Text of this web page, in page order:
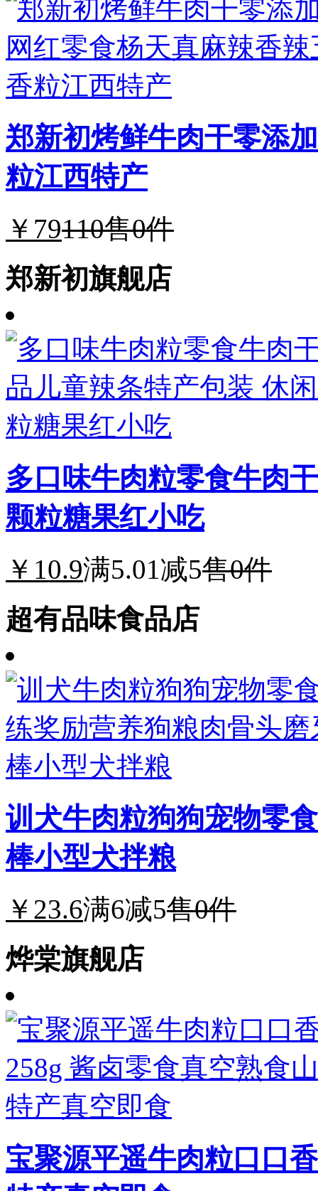
郑新初烤鲜牛肉干零添
粒江西特产
￥79110售0件
郑新初旗舰店
多口味牛肉粒零食牛肉
颗粒糖果红小吃
￥10.9满5.01减5售0件
超有品味食品店
训犬牛肉粒狗狗宠物零
棒小型犬拌粮
￥23.6满6减5售0件
烨棠旗舰店
宝聚源平遥牛肉粒口口